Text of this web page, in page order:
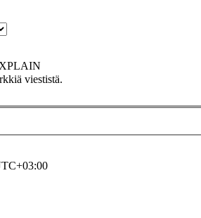
viestistä.